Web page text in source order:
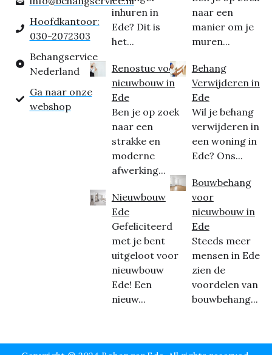
Hoofdkantoor:
030-2072303
Behangservice
Nederland
Ga naar onze
webshop
inhuren in
Ede? Dit is
het...
Renostuc voor
nieuwbouw in
Ede
Ben je op zoek
naar een
strakke en
moderne
afwerking...
Nieuwbouw
Ede
Gefeliciteerd
met je bent
uitgeloot voor
nieuwbouw
Ede! Een
nieuw...
naar een
manier om je
muren...
Behang
Verwijderen in
Ede
Wil je behang
verwijderen in
een woning in
Ede? Ons...
Bouwbehang
voor
nieuwbouw in
Ede
Steeds meer
mensen in Ede
zien de
voordelen van
bouwbehang...